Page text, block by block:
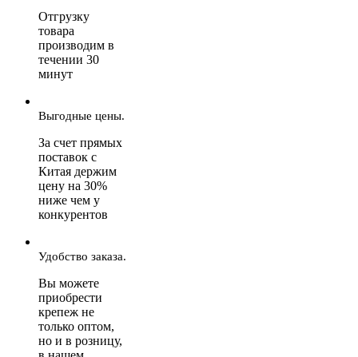
Отгрузку
товара
производим в
течении 30
минут
Выгодные цены.
За счет прямых
поставок с
Китая держим
цену на 30%
ниже чем у
конкурентов
Удобство заказа.
Вы можете
приобрести
крепеж не
только оптом,
но и в розницу,